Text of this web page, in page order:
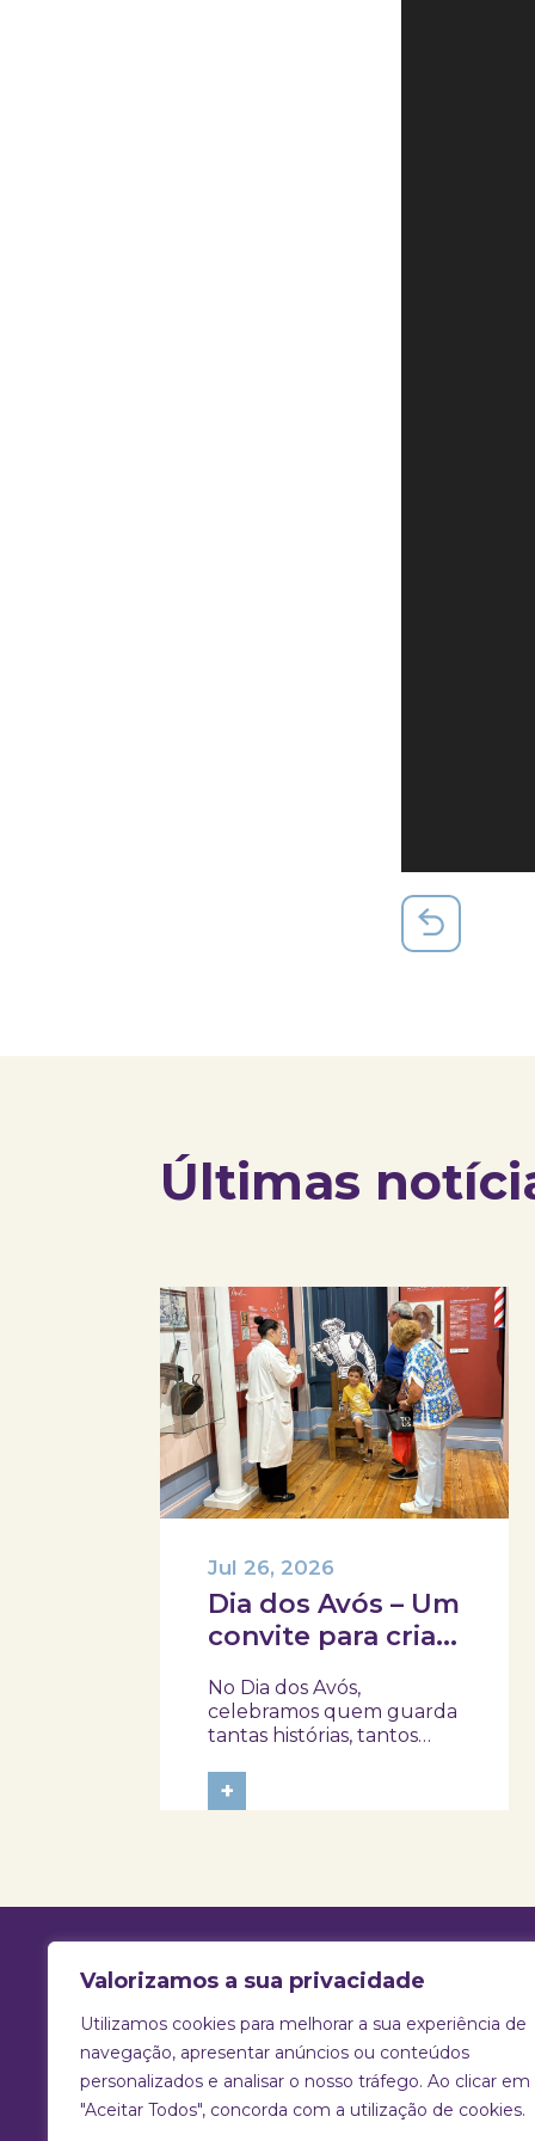
Valorizamos a sua privacidade
Utilizamos cookies para melhorar a sua experiência de
navegação, apresentar anúncios ou conteúdos
personalizados e analisar o nosso tráfego. Ao clicar em
"Aceitar Todos", concorda com a utilização de cookies.
Últimas
Dia dos Avós – Um
convite para criar
família!
Jul 26, 2026
No Dia dos Avós,
celebramos quem guarda
tantas histórias, tantos
ensinamentos. Porque
este ano o dia 26 de julho
avós e netos a viverem
Medicina e...
+
T:925 731 830 |E: info@skope.pt
Rua João Gonçalves Neto 46, Aradas